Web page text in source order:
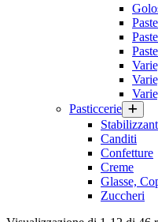
Pasticcerie
Canditi
Confetture
Creme
Glasse,
Zuccheri